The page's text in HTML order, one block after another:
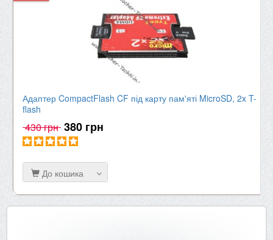
Адаптер CompactFlash CF під карту пам'яті MicroSD, 2x T-
flash
430 грн 380 грн
До кошика